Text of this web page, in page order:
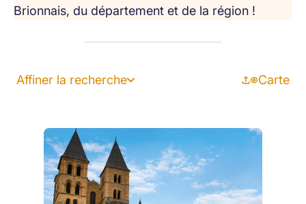
Brionnais, du département et de la région !
Affiner la recherche Carte